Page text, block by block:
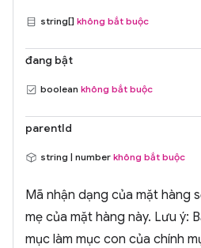
string[] không bắt buộc
đang bật
boolean không bắt buộc
parentId
string | number không bắt buộc
Mã nhận dạng của mặt hàng
mẹ của mặt hàng này. Lưu ý:
mục làm mục con của chính